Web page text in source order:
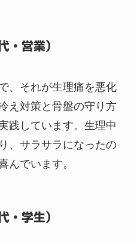
営業）
、それが生理痛を悪化
え対策と骨盤の守り方
践しています。生理中
、サラサラになったの
んでいます。
学生）